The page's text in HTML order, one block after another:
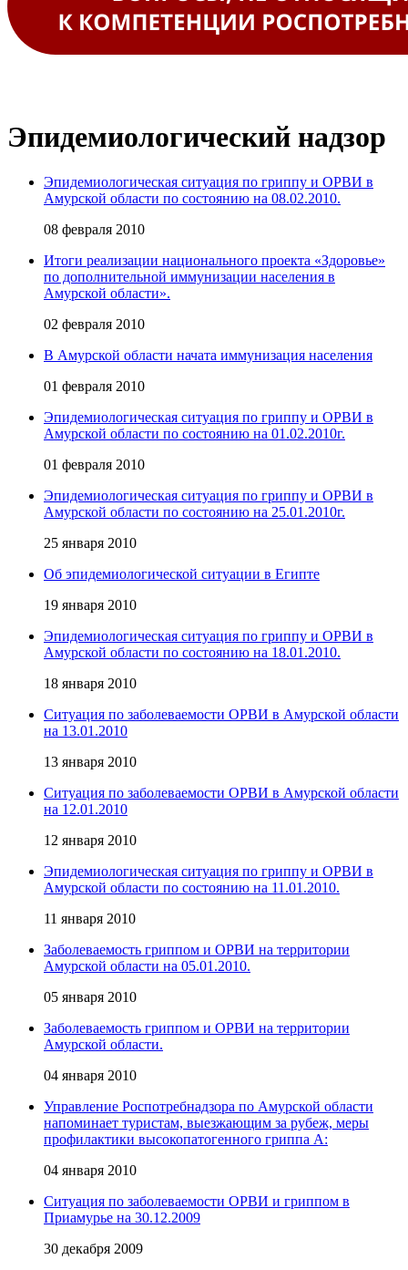
Эпидемиологический надзор
Эпидемиологическая ситуация по гриппу и ОРВИ в
Амурской области по состоянию на 08.02.2010.
08 февраля 2010
Итоги реализации национального проекта «Здоровье»
по дополнительной иммунизации населения в
Амурской области».
02 февраля 2010
В Амурской области начата иммунизация населения
01 февраля 2010
Эпидемиологическая ситуация по гриппу и ОРВИ в
Амурской области по состоянию на 01.02.2010г.
01 февраля 2010
Эпидемиологическая ситуация по гриппу и ОРВИ в
Амурской области по состоянию на 25.01.2010г.
25 января 2010
Об эпидемиологической ситуации в Египте
19 января 2010
Эпидемиологическая ситуация по гриппу и ОРВИ в
Амурской области по состоянию на 18.01.2010.
18 января 2010
Ситуация по заболеваемости ОРВИ в Амурской области
на 13.01.2010
13 января 2010
Ситуация по заболеваемости ОРВИ в Амурской области
на 12.01.2010
12 января 2010
Эпидемиологическая ситуация по гриппу и ОРВИ в
Амурской области по состоянию на 11.01.2010.
11 января 2010
Заболеваемость гриппом и ОРВИ на территории
Амурской области на 05.01.2010.
05 января 2010
Заболеваемость гриппом и ОРВИ на территории
Амурской области.
04 января 2010
Управление Роспотребнадзора по Амурской области
напоминает туристам, выезжающим за рубеж, меры
профилактики высокопатогенного гриппа А:
04 января 2010
Ситуация по заболеваемости ОРВИ и гриппом в
Приамурье на 30.12.2009
30 декабря 2009